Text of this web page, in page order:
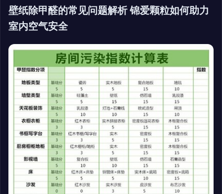
壁纸除甲醛的常见问题解析 锦爱颗粒如何助力
室内空气安全